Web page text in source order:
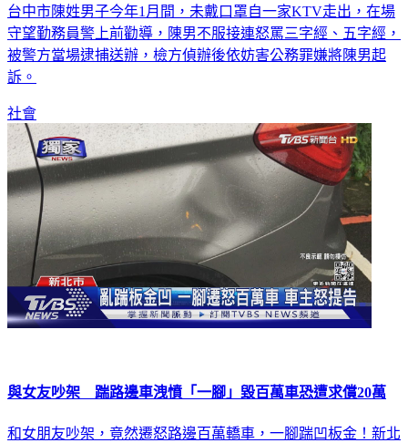
台中市陳姓男子今年1月間，未戴口罩自一家KTV走出，在場
守望勤務員警上前勸導，陳男不服接連怒罵三字經、五字經，
被警方當場逮捕送辦，檢方偵辦後依妨害公務罪嫌將陳男起
訴。
社會
與女友吵架 踹路邊車洩憤「一腳」毀百萬車恐遭求償20萬
和女朋友吵架，竟然遷怒路邊百萬轎車，一腳踹凹板金！新北